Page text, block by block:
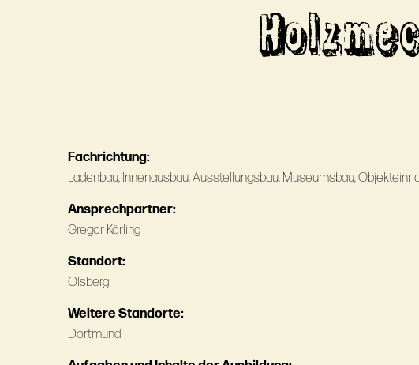
Fachrichtung:
Ladenbau, Innenausbau, Ausstellungsbau, Museumsbau,
Ansprechpartner:
Gregor Körling
Standort:
Olsberg
Weitere Standorte:
Dortmund